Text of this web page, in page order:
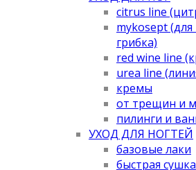
citrus line
mykosept
грибка)
red wine line
urea line
кремы
от трещин и
пилинги и
УХОД ДЛЯ НОГТЕЙ
базовые лаки
быстрая сушка